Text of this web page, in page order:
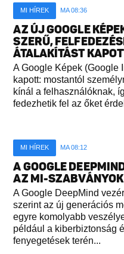
MI HÍREK MA 08:36
AZ ÚJ GOOGLE
SZERŰ,
ÁTALAKÍTÁST
A Google Képek (Google
kapott: mostantól
kínál a felhasználóknak,
fedezhetik fel az őket
MI HÍREK MA 08:12
A GOOGLE
AZ MI-SZABVÁNYOK
A Google DeepMind
szerint az új generációs
egyre komolyabb
például a kiberbiztonság
fenyegetések terén...